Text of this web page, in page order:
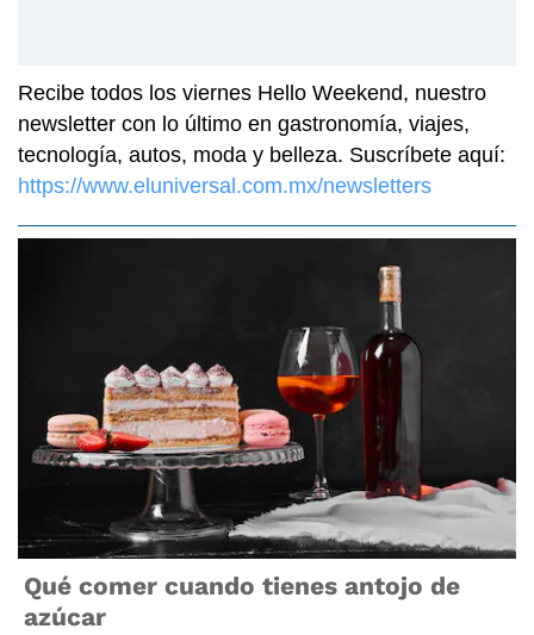
Recibe todos los viernes Hello Weekend, nuestro
newsletter con lo último en gastronomía, viajes,
tecnología, autos, moda y belleza. Suscríbete aquí:
https://www.eluniversal.com.mx/newsletters
Qué comer cuando tienes antojo de
azúcar